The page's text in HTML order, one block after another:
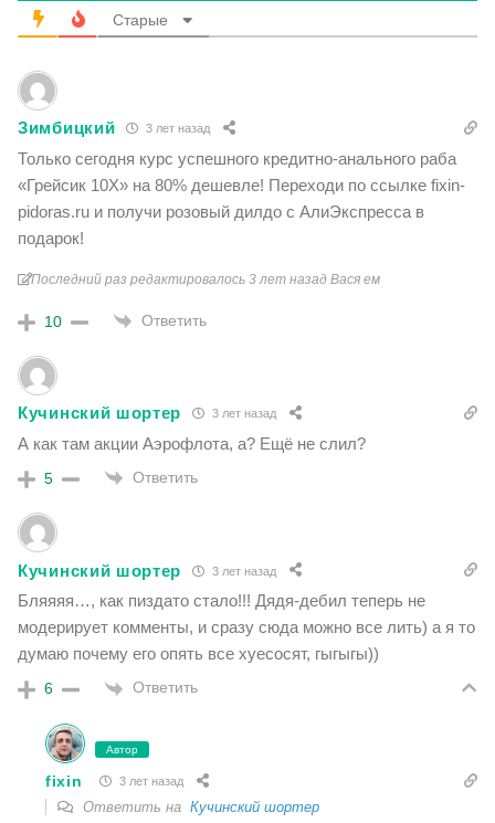
Старые
Зимбицкий 3 лет назад
Только сегодня курс успешного кредитно-анального раба
«Грейсик 10Х» на 80% дешевле! Переходи по ссылке fixin-
pidoras.ru и получи розовый дилдо с АлиЭкспресса в
подарок!
Последний раз редактировалось 3 лет назад Вася ем
10 Ответить
Кучинский шортер 3 лет назад
А как там акции Аэрофлота, а? Ещё не слил?
5 Ответить
Кучинский шортер 3 лет назад
Бляяяя…, как пиздато стало!!! Дядя-дебил теперь не
модерирует комменты, и сразу сюда можно все лить) а я то
думаю почему его опять все хуесосят, гыгыгы))
6 Ответить
Автор
fixin 3 лет назад
Ответить на Кучинский шортер